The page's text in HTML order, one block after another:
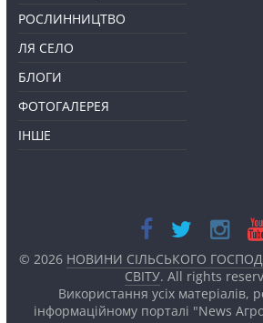
РОСЛИННИЦТВО
ЛЯ СЕЛО
БЛОГИ
ФОТОГАЛЕРЕЯ
ІНШЕ
© 2026 НОВИНИ СІЛЬСЬКОГО
СВІТУ. All rights
Використання усіх матеріалів,
інформаційному порталі "News